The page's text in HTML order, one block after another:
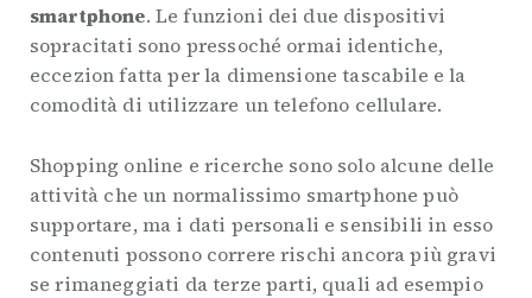
smartphone. Le funzioni dei due dispositivi
sopracitati sono pressoché ormai identiche,
eccezion fatta per la dimensione tascabile e la
comodità di utilizzare un telefono cellulare.
Shopping online e ricerche sono solo alcune delle
attività che un normalissimo smartphone può
supportare, ma i dati personali e sensibili in esso
contenuti possono correre rischi ancora più gravi
se rimaneggiati da terze parti, quali ad esempio